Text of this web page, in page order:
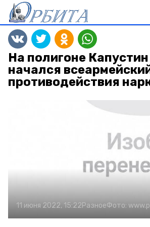
На полигоне
начался
противодействия
11 июня 2022, 15:22РазноеФото: